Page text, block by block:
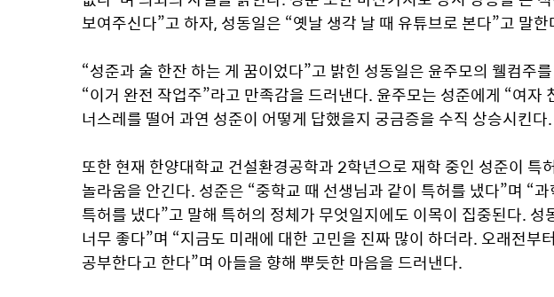
보여주신다”고 하자, 성동일은 “옛날 생각 날 때 유튜브로 본다”고 말한
“성준과 술 한잔 하는 게 꿈이었다”고 밝힌 성동일은 윤주모의 웰컴주
“이거 완전 작업주”라고 만족감을 드러낸다. 윤주모는 성준에게 “여자
너스레를 떨어 과연 성준이 어떻게 답했을지 궁금증을 수직 상승시킨다.
또한 현재 한양대학교 건설환경공학과 2학년으로 재학 중인 성준이 특
놀라움을 안긴다. 성준은 “중학교 때 선생님과 같이 특허를 냈다”며 “
특허를 냈다”고 말해 특허의 정체가 무엇일지에도 이목이 집중된다.
너무 좋다”며 “지금도 미래에 대한 고민을 진짜 많이 하더라. 오래전부
공부한다고 한다”며 아들을 향해 뿌듯한 마음을 드러낸다.